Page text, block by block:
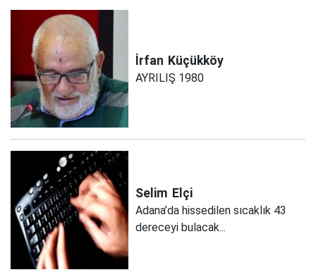
İrfan Küçükköy
AYRILIŞ 1980
Selim Elçi
Adana’da hissedilen sıcaklık 43
dereceyi bulacak...